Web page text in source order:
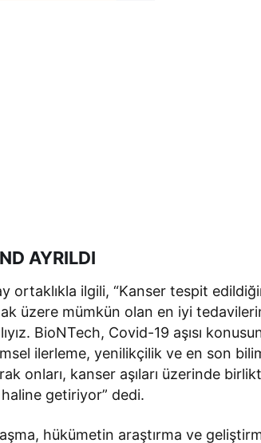
AYRILDI
ortaklıkla ilgili, “Kanser tespit
üzere mümkün olan en iyi
BioNTech, Covid-19 aşısı
ilerleme, yenilikçilik ve en son
onları, kanser aşıları üzerinde
getiriyor” dedi.
hükümetin araştırma ve